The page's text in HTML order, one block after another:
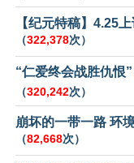
【纪元特稿】4.25
（322,378次）
“仁爱终会战胜仇恨
（320,242次）
崩坏的一带一路 环
（82,668次）